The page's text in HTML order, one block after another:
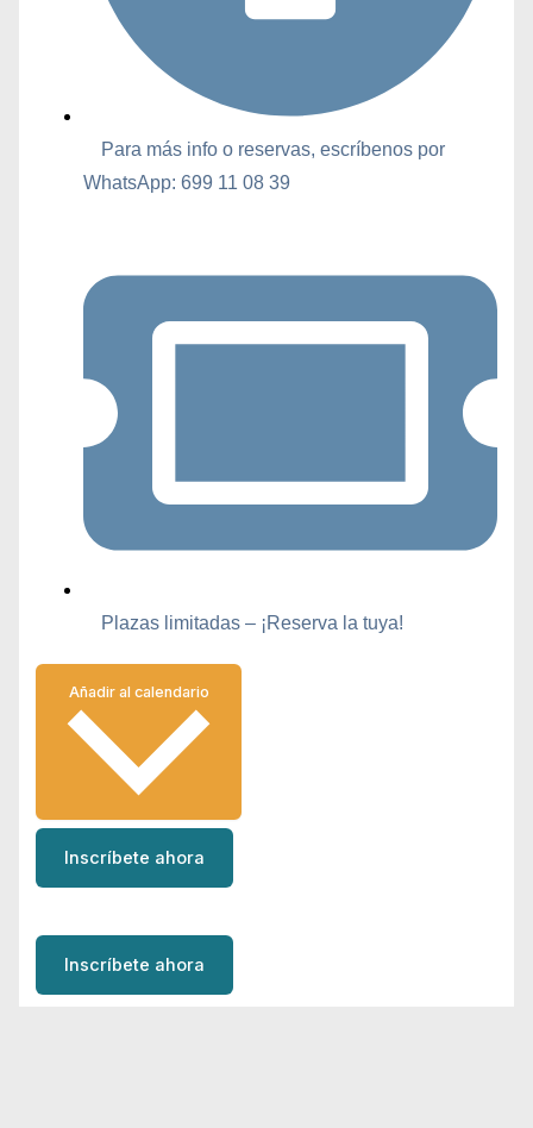
Para más info o reservas, escríbenos por
WhatsApp: 699 11 08 39
Plazas limitadas – ¡Reserva la tuya!
Inscríbete ahora
Inscríbete ahora